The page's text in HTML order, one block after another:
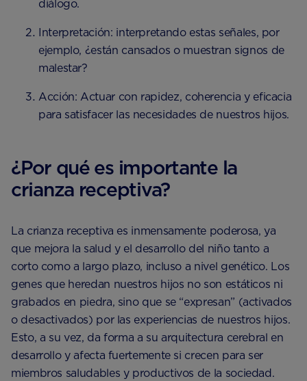
diálogo.
Interpretación: interpretando estas señales, por
ejemplo, ¿están cansados ​​o muestran signos de
malestar?
Acción: Actuar con rapidez, coherencia y eficacia
para satisfacer las necesidades de nuestros hijos.
¿Por qué es importante la
crianza receptiva?
La crianza receptiva es inmensamente poderosa, ya
que mejora la salud y el desarrollo del niño tanto a
corto como a largo plazo, incluso a nivel genético. Los
genes que heredan nuestros hijos no son estáticos ni
grabados en piedra, sino que se “expresan” (activados
o desactivados) por las experiencias de nuestros hijos.
Esto, a su vez, da forma a su arquitectura cerebral en
desarrollo y afecta fuertemente si crecen para ser
miembros saludables y productivos de la sociedad.